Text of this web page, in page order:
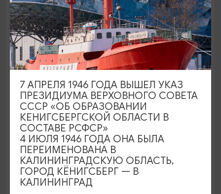
Калининград, Черняховского улица, 15-15а
ТОРГОВЫЕ И РАЗВЛЕКАТЕЛЬНЫЕ ЦЕНТРЫ
ТЦ «Пегас»
7 АПРЕЛЯ 1946 ГОДА ВЫШЕЛ УКАЗ
ПРЕЗИДИУМА ВЕРХОВНОГО СОВЕТА
СССР «ОБ ОБРАЗОВАНИИ
КЕНИГСБЕРГСКОЙ ОБЛАСТИ В
СОСТАВЕ РСФСР»
4 ИЮЛЯ 1946 ГОДА ОНА БЫЛА
ПЕРЕИМЕНОВАНА В
КАЛИНИНГРАДСКУЮ ОБЛАСТЬ,
ГОРОД КЁНИГСБЕРГ — В
КАЛИНИНГРАД